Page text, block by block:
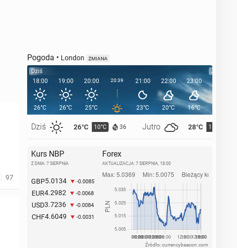
97
Pogoda • London ZMIANA
Dziś
18:00
26°C
Dziś 26°C 10°C 36 Jutro 28°C 11°C
19:00
26°C
20:00
25°C
20:39 21:00
23°C
22:00
20°C
23:00
16°C
Jutro
00:00
Kurs NBP
Z DNIA: 7 SIERPNIA
GBP5.0134 -0.0085
EUR4.2982 -0.0068
USD3.7236 -0.0084
CHF4.6049 -0.0031
Forex
AKTUALIZACJA: 7 SIERPNIA, 18:00
Źródło: currencybeacon.com